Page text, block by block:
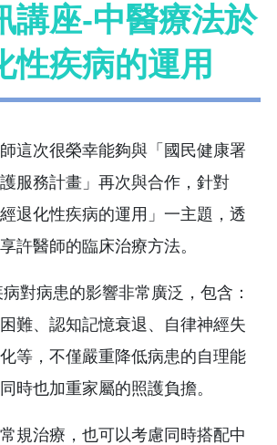
講座-中醫療法於
性疾病的運用
這次很榮幸能夠與「國民健康署
服務計畫」再次與合作，針對
經退化性疾病的運用」一主題，透
許醫師的臨床治療方法。
對病患的影響非常廣泛，包含：
難、認知記憶衰退、自律神經失
等，不僅嚴重降低病患的自理能
時也加重家屬的照護負擔。
規治療，也可以考慮同時搭配中